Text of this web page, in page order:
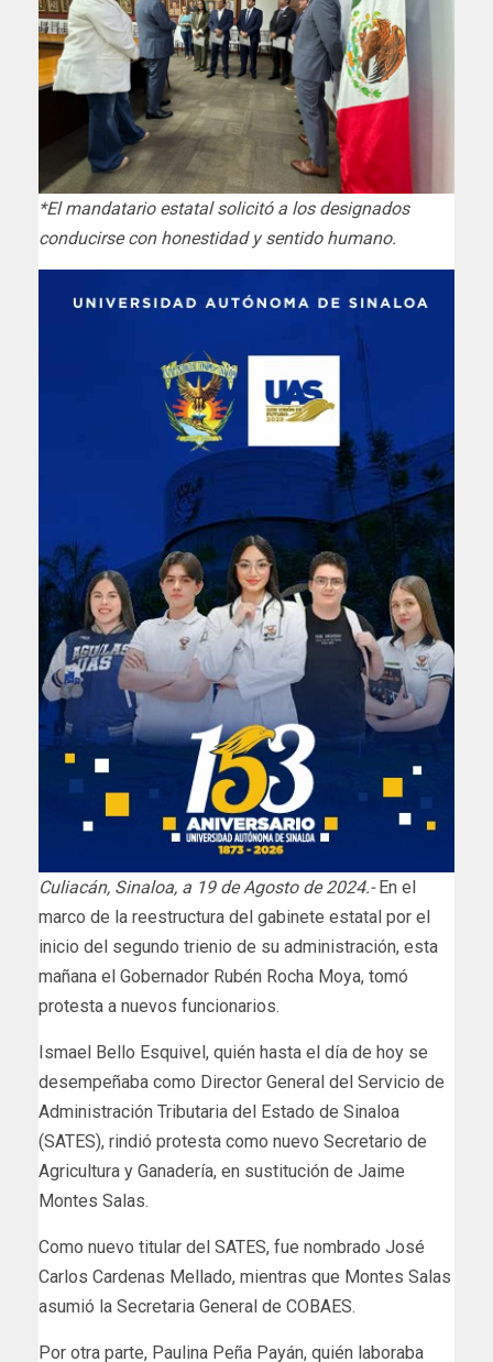
*El mandatario estatal solicitó a los designados
conducirse con honestidad y sentido humano.
Culiacán, Sinaloa, a 19 de Agosto de 2024.-En el
marco de la reestructura del gabinete estatal por el
inicio del segundo trienio de su administración, esta
mañana el Gobernador Rubén Rocha Moya, tomó
protesta a nuevos funcionarios.
Ismael Bello Esquivel, quién hasta el día de hoy se
desempeñaba como Director General del Servicio de
Administración Tributaria del Estado de Sinaloa
(SATES), rindió protesta como nuevo Secretario de
Agricultura y Ganadería, en sustitución de Jaime
Montes Salas.
Como nuevo titular del SATES, fue nombrado José
Carlos Cardenas Mellado, mientras que Montes Salas
asumió la Secretaria General de COBAES.
Por otra parte, Paulina Peña Payán, quién laboraba